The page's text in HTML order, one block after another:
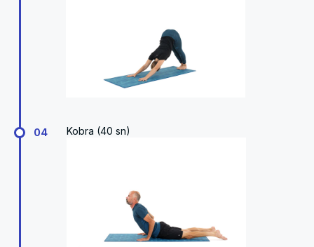
04 Kobra (40 sn)